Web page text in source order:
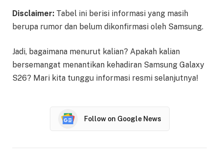
Disclaimer: Tabel ini berisi informasi yang masih
berupa rumor dan belum dikonfirmasi oleh Samsung.
Jadi, bagaimana menurut kalian? Apakah kalian
bersemangat menantikan kehadiran Samsung Galaxy
S26? Mari kita tunggu informasi resmi selanjutnya!
Follow on Google News